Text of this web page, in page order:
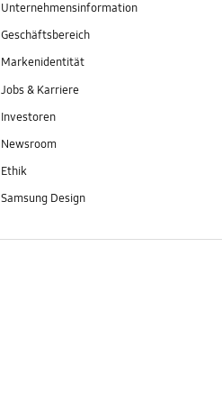
Unternehmensinformation
Geschäftsbereich
Markenidentität
Jobs & Karriere
Investoren
Newsroom
Ethik
Samsung Design